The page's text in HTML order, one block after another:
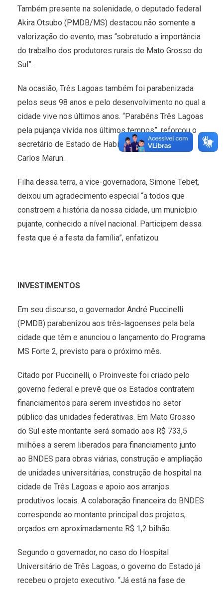
Também presente na solenidade, o deputado federal
Akira Otsubo (PMDB/MS) destacou não somente a
valorização do evento, mas “sobretudo a importância
do trabalho dos produtores rurais de Mato Grosso do
Sul”.
Na ocasião, Três Lagoas também foi parabenizada
pelos seus 98 anos e pelo desenvolvimento no qual a
cidade vive nos últimos anos. “Parabéns Três Lagoas
pela pujança vivida nos últimos tempos”, reforçou o
secretário de Estado de Habitação e das Cidades,
Carlos Marun.
Filha dessa terra, a vice-governadora, Simone Tebet,
deixou um agradecimento especial “a todos que
constroem a história da nossa cidade, um município
pujante, conhecido a nível nacional. Participem dessa
festa que é a festa da família”, enfatizou.
INVESTIMENTOS
Em seu discurso, o governador André Puccinelli
(PMDB) parabenizou aos três-lagoenses pela bela
cidade que têm e anunciou o lançamento do Programa
MS Forte 2, previsto para o próximo mês.
Citado por Puccinelli, o Proinveste foi criado pelo
governo federal e prevê que os Estados contratem
financiamentos para serem investidos no setor
público das unidades federativas. Em Mato Grosso
do Sul este montante será somado aos R$ 733,5
milhões a serem liberados para financiamento junto
ao BNDES para obras viárias, construção e ampliação
de unidades universitárias, construção de hospital na
cidade de Três Lagoas e apoio aos arranjos
produtivos locais. A colaboração financeira do BNDES
corresponde ao montante principal dos projetos,
orçados em aproximadamente R$ 1,2 bilhão.
Segundo o governador, no caso do Hospital
Universitário de Três Lagoas, o governo do Estado já
recebeu o projeto executivo. “Já está na fase de